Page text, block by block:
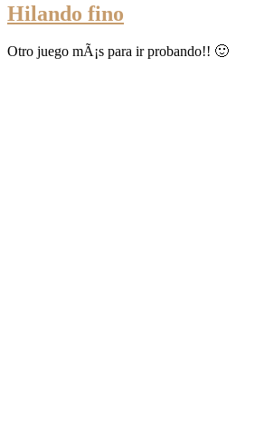
Hilando fino
Otro juego mÃ¡s para ir probando!! 🙂